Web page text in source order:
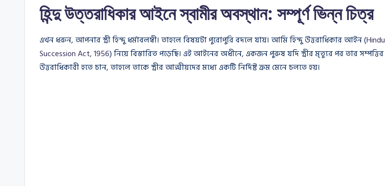
হিন্দু উত্তরাধিকার আইনে স্বামীর অবস্থান: সম্পূর্ণ ভিন্ন চিত্র
এখন ধরুন, আপনার স্ত্রী হিন্দু ধর্মাবলম্বী। তাহলে বিষয়টা পুরোপুরি বদলে যায়। আমি হিন্দু উত্তরাধিকার আইন (Hindu
Succession Act, 1956) নিয়ে বিস্তারিত পড়েছি। এই আইনের অধীনে, একজন পুরুষ যদি স্ত্রীর মৃত্যুর পর তার সম্পত্তির
উত্তরাধিকারী হতে চান, তাহলে তাকে স্ত্রীর আত্মীয়দের মধ্যে একটি নির্দিষ্ট ক্রম মেনে চলতে হয়।